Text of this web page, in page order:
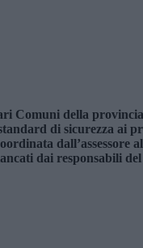
Comuni della
di sicurezza ai
dai responsabili